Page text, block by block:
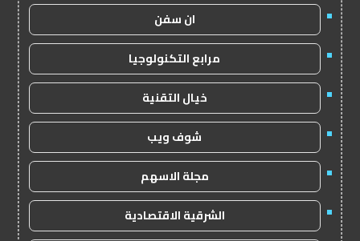
ان سفن
مرابع التكنولوجيا
خيال التقنية
شوف ويب
مجلة الاسهم
الشرقية الاقتصادية